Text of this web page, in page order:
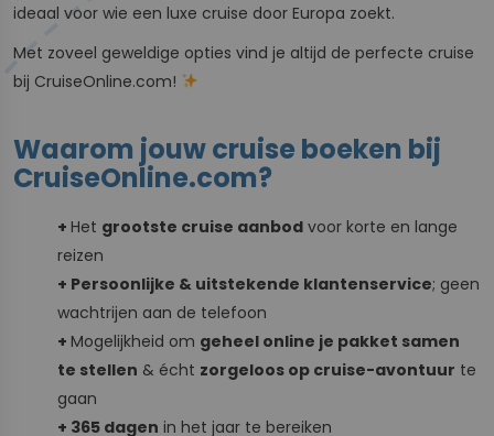
ideaal voor wie een luxe cruise door Europa zoekt.
Met zoveel geweldige opties vind je altijd de perfecte cruise
bij CruiseOnline.com!
Waarom jouw cruise boeken bij
CruiseOnline.com?
+ Het grootste cruise aanbod voor korte en lange
reizen
+ Persoonlijke & uitstekende klantenservice; geen
wachtrijen aan de telefoon
+ Mogelijkheid om geheel online je pakket samen
te stellen & écht zorgeloos op cruise-avontuur te
gaan
+ 365 dagen in het jaar te bereiken